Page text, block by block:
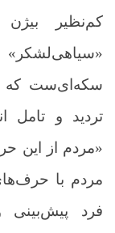
کم‌نظیر
«سیاهی‌لشکر»
سکه‌ای‌ست که
تردید و تامل
«مردم از این
مردم با
فرد